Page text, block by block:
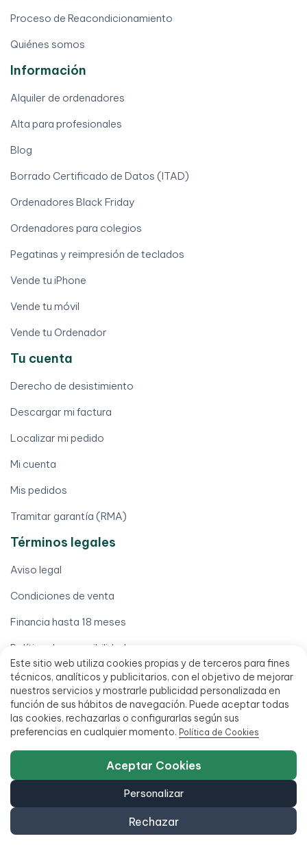
Este sitio web utiliza cookies propias y de terceros para fines
técnicos, analíticos y publicitarios, con el objetivo de mejorar
nuestros servicios y mostrarle publicidad personalizada en
función de sus hábitos de navegación. Puede aceptar todas
las cookies, rechazarlas o configurarlas según sus
preferencias en cualquier momento. Política de Cookies
Rechazar
Personalizar
Aceptar Cookies
Proceso de Reacondicionamiento
Quiénes somos
Información
Alquiler de ordenadores
Alta para profesionales
Blog
Borrado Certificado de Datos (ITAD)
Ordenadores Black Friday
Ordenadores para colegios
Pegatinas y reimpresión de teclados
Vende tu iPhone
Vende tu móvil
Vende tu Ordenador
Tu cuenta
Derecho de desistimiento
Descargar mi factura
Localizar mi pedido
Mi cuenta
Mis pedidos
Tramitar garantía (RMA)
Términos legales
Aviso legal
Condiciones de venta
Financia hasta 18 meses
Política de accesibilidad
951 20 47 46
C/ San Millán 27, 29013 Málaga, España
L - V 9:00 - 14:00 / 15:00 - 18:00